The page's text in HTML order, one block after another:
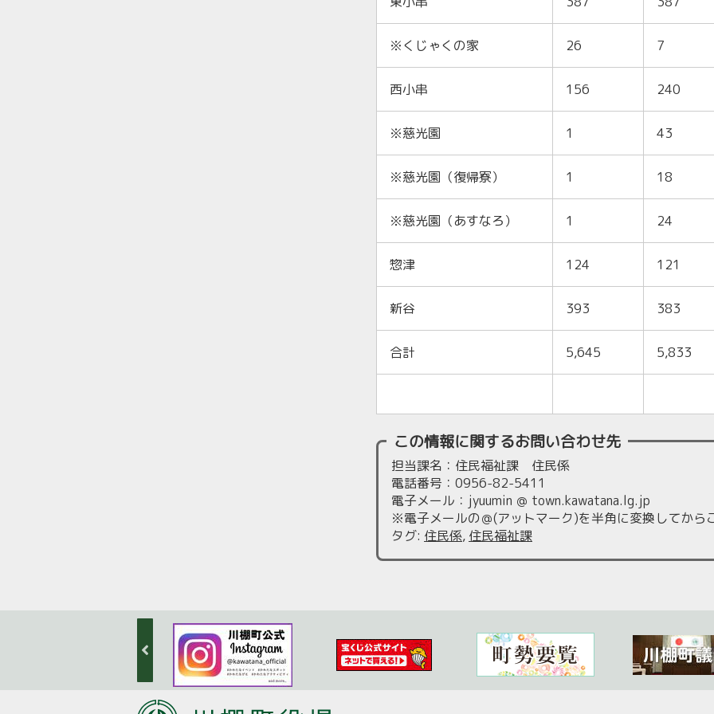
※くじゃくの家 26 7
西小串 156 240
※慈光園 1 43
※慈光園（復帰寮） 1 18
※慈光園（あすなろ） 1 24
惣津 124 121
新谷 393 383
合計 5,645 5,833
この情報に関するお問い合わせ先
担当課名：住民福祉課 住民係
電話番号：0956-82-5411
電子メール：jyuumin ＠ town.kawatana.lg.jp
※電子メールの＠(アットマーク)を半角に変換してから
タグ: 住民係, 住民福祉課